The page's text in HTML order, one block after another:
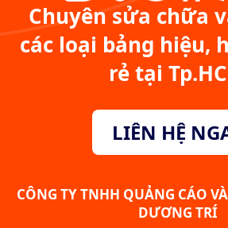
Chuyên sửa chữa
các loại bảng hiệu,
rẻ tại
LIÊN HỆ
CÔNG TY TNHH QUẢNG CÁO
DƯƠNG TRÍ